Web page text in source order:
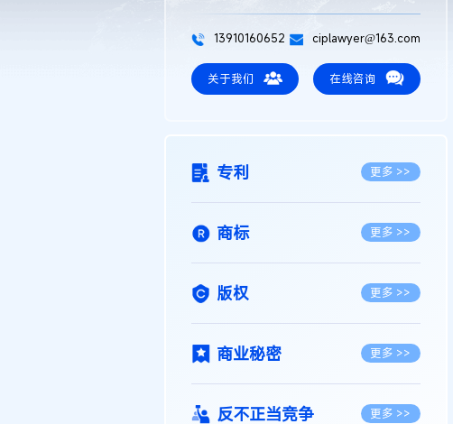
13910160652 ciplawyer@163.com
关于我们 在线咨询
专利 更多 >>
商标 更多 >>
版权 更多 >>
商业秘密 更多 >>
反不正当竞争 更多 >>